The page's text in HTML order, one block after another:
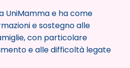
UniMamma e ha come
e sostegno alle
con particolare
e alle difficoltà legate